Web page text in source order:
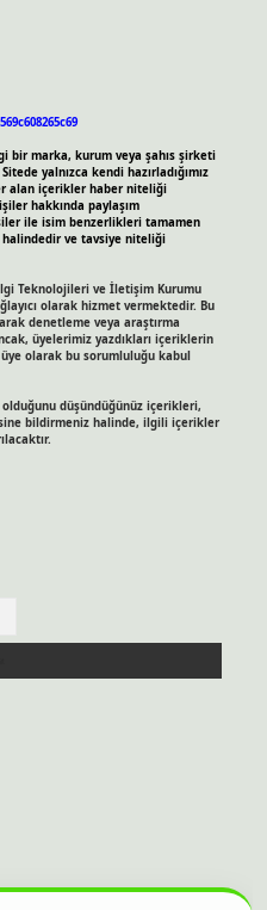
bir marka, kurum veya şahıs şirketi
yalnızca kendi hazırladığımız
alan içerikler haber niteliği
hakkında paylaşım
ile isim benzerlikleri tamamen
ve tavsiye niteliği
Teknolojileri ve İletişim Kurumu
olarak hizmet vermektedir. Bu
denetleme veya araştırma
üyelerimiz yazdıkları içeriklerin
olarak bu sorumluluğu kabul
olduğunu düşündüğünüz içerikleri,
bildirmeniz halinde, ilgili içerikler